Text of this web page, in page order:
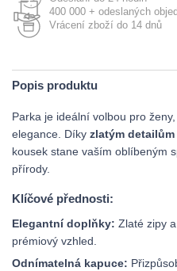
400 000 + odeslaných
Vrácení zboží do 14 dnů
Popis produktu
Parka je ideální volbou pro
elegance. Díky zlatým detailům
kousek stane vaším oblíbeným
přírody.
Klíčové přednosti:
Elegantní doplňky: Zlaté zipy
prémiový vzhled.
Odnímatelná kapuce: